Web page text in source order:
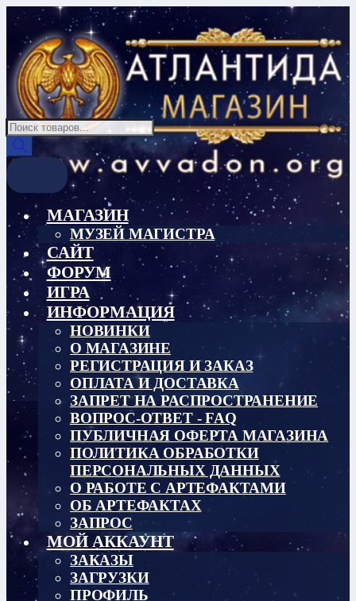
Перейти
навигации
Перейти
содержимому
Поиск
товаров
МАГАЗИН
МУЗЕЙ МАГИСТРА
САЙТ
ФОРУМ
ИГРА
ИНФОРМАЦИЯ
НОВИНКИ
О МАГАЗИНЕ
РЕГИСТРАЦИЯ И ЗАКАЗ
ОПЛАТА И ДОСТАВКА
ЗАПРЕТ НА РАСПРОСТРАНЕНИЕ
ВОПРОС-ОТВЕТ - FAQ
ПУБЛИЧНАЯ ОФЕРТА МАГАЗИНА
ПОЛИТИКА ОБРАБОТКИ
ПЕРСОНАЛЬНЫХ ДАННЫХ
О РАБОТЕ С АРТЕФАКТАМИ
ОБ АРТЕФАКТАХ
ЗАПРОС
МОЙ АККАУНТ
ЗАКАЗЫ
ЗАГРУЗКИ
ПРОФИЛЬ